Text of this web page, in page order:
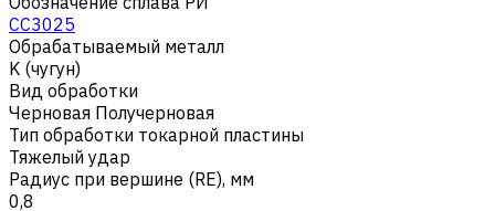
CC3025
Обрабатываемый металл
K (чугун)
Вид обработки
Черновая Получерновая
Тип обработки токарной пластины
Тяжелый удар
Радиус при вершине (RE), мм
0,8